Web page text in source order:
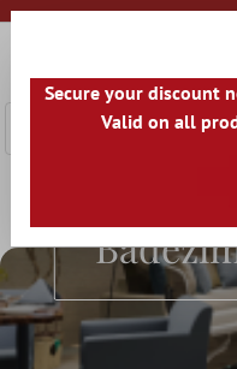
springen
Secure your discount
Valid on all